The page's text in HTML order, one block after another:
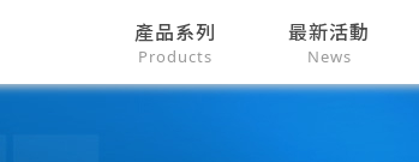
產品系列
Products
最新活動
News